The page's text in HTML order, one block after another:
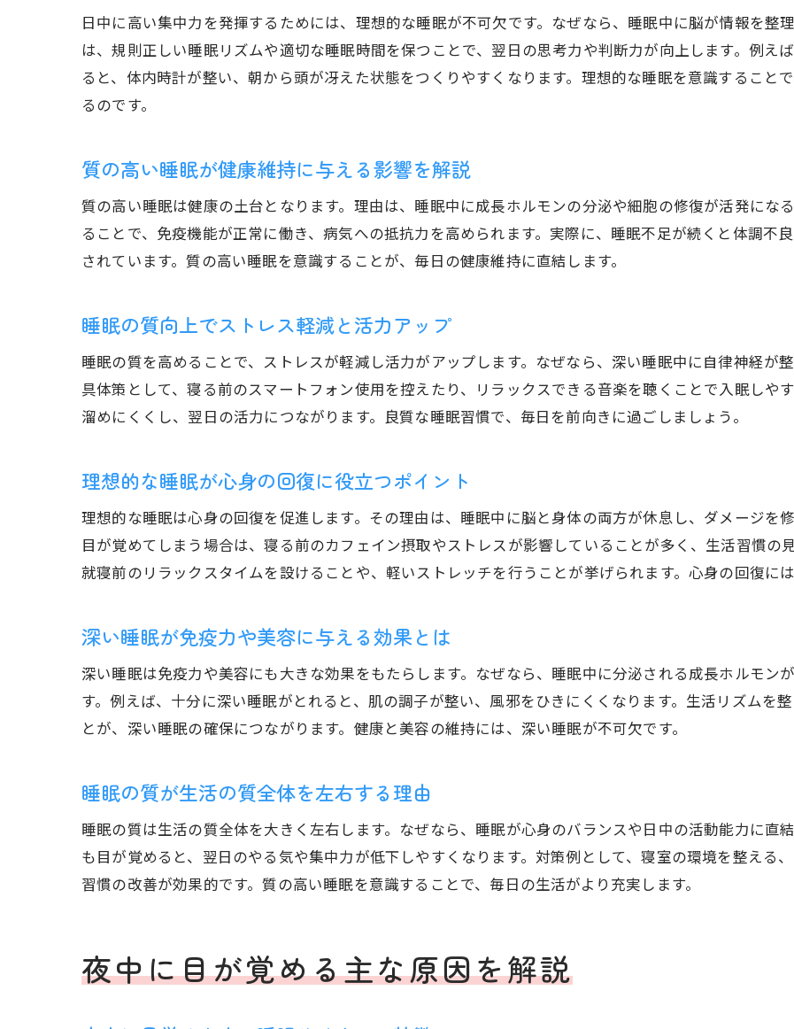
悪い例から学ぶ睡眠グラフの改善ポイント
深い睡眠割合を高めるグラフの活用術
理想的な睡眠実現へ導くグラフの見直し方
理想的な睡眠で日中の集中力をアップする習慣
睡眠の質を高める朝と夜のルーティンの工夫
理想的な睡眠を継続するための心構えと工夫
日中に高い集中力を発揮するためには、理想的な睡眠が不可欠です。なぜなら、睡眠中に脳が情報を整
は、規則正しい睡眠リズムや適切な睡眠時間を保つことで、翌日の思考力や判断力が向上します。例え
ると、体内時計が整い、朝から頭が冴えた状態をつくりやすくなります。理想的な睡眠を意識すること
るのです。
質の高い睡眠が健康維持に与える影響を解説
質の高い睡眠は健康の土台となります。理由は、睡眠中に成長ホルモンの分泌や細胞の修復が活発にな
ることで、免疫機能が正常に働き、病気への抵抗力を高められます。実際に、睡眠不足が続くと体調不
されています。質の高い睡眠を意識することが、毎日の健康維持に直結します。
睡眠の質向上でストレス軽減と活力アップ
睡眠の質を高めることで、ストレスが軽減し活力がアップします。なぜなら、深い睡眠中に自律神経が
具体策として、寝る前のスマートフォン使用を控えたり、リラックスできる音楽を聴くことで入眠しや
溜めにくくし、翌日の活力につながります。良質な睡眠習慣で、毎日を前向きに過ごしましょう。
理想的な睡眠が心身の回復に役立つポイント
理想的な睡眠は心身の回復を促進します。その理由は、睡眠中に脳と身体の両方が休息し、ダメージを
目が覚めてしまう場合は、寝る前のカフェイン摂取やストレスが影響していることが多く、生活習慣の
就寝前のリラックスタイムを設けることや、軽いストレッチを行うことが挙げられます。心身の回復に
深い睡眠が免疫力や美容に与える効果とは
深い睡眠は免疫力や美容にも大きな効果をもたらします。なぜなら、睡眠中に分泌される成長ホルモン
す。例えば、十分に深い睡眠がとれると、肌の調子が整い、風邪をひきにくくなります。生活リズムを
とが、深い睡眠の確保につながります。健康と美容の維持には、深い睡眠が不可欠です。
睡眠の質が生活の質全体を左右する理由
睡眠の質は生活の質全体を大きく左右します。なぜなら、睡眠が心身のバランスや日中の活動能力に直
も目が覚めると、翌日のやる気や集中力が低下しやすくなります。対策例として、寝室の環境を整える
習慣の改善が効果的です。質の高い睡眠を意識することで、毎日の生活がより充実します。
夜中に目が覚める主な原因を解説